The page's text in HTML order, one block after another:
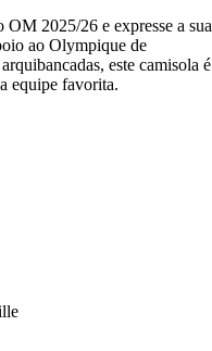
2025/26 e expresse a sua
ao Olympique de
este camisola é
equipe favorita.